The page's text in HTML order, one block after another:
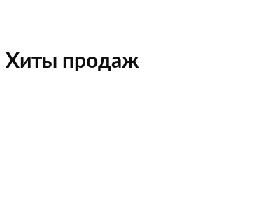
Хиты продаж